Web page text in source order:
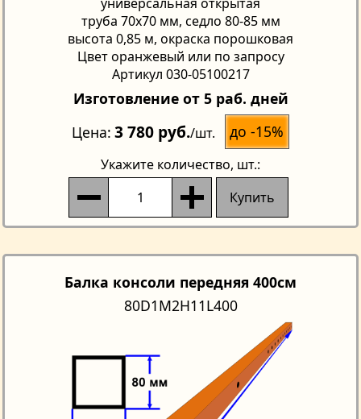
труба 70х70 мм, седло 80-85 мм
высота 0,85 м, окраска порошковая
Цвет оранжевый или по запросу
Артикул 030-05100217
Изготовление от 5 раб. дней
Цена 3 780 руб./шт. до -15%
Укажите количество, шт.:
Купить
Балка консоли передняя 400см
80D1M2H11L400